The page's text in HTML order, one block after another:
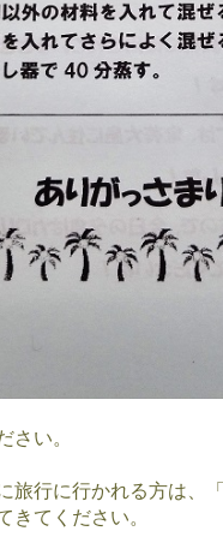
さい。
旅行に行かれる方は、
きてください。